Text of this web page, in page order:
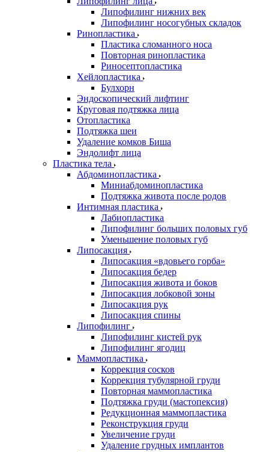
Липофилинг нижних век
Липофилинг носогубных складок
Ринопластика
Пластика сломанного носа
Повторная ринопластика
Риносептопластика
Хейлопластика
Булхорн
Эндоскопический лифтинг
Круговая подтяжка лица
Отопластика
Подтяжка шеи
Удаление комков Биша
Эндолифт лица
Пластика тела
Абдоминопластика
Миниабдоминопластика
Подтяжка живота после родов
Интимная пластика
Лабиопластика
Липофилинг больших половых губ
Уменьшение половых губ
Липосакция
Липосакция «вдовьего горба»
Липосакция бедер
Липосакция живота и боков
Липосакция лобковой зоны
Липосакция рук
Липосакция спины
Липофилинг
Липофилинг кистей рук
Липофилинг ягодиц
Маммопластика
Коррекция сосков
Коррекция тубулярной груди
Повторная маммопластика
Подтяжка груди (мастопексия)
Редукционная маммопластика
Реконструкция груди
Увеличение груди
Удаление грудных имплантов